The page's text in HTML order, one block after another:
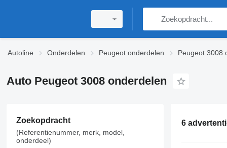
Autoline Onderdelen Peugeot onderdelen Peugeot 3008
Auto Peugeot 3008 onderdelen
Zoekopdracht
(Referentienummer, merk, model,
onderdeel)
6